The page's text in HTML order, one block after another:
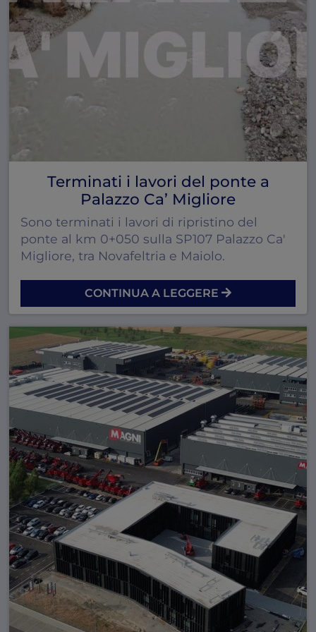
Terminati i lavori del ponte a
Palazzo Ca’ Migliore
Sono terminati i lavori di ripristino del
ponte al km 0+050 sulla SP107 Palazzo Ca'
Migliore, tra Novafeltria e Maiolo.
CONTINUA A LEGGERE